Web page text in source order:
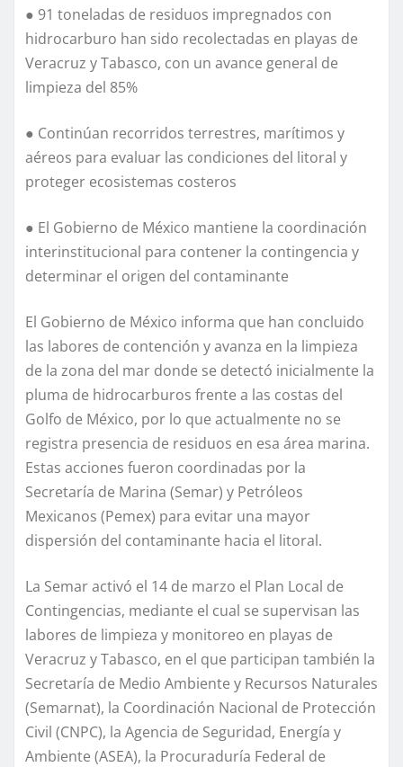
● 91 toneladas de residuos impregnados con
hidrocarburo han sido recolectadas en playas de
Veracruz y Tabasco, con un avance general de
limpieza del 85%
● Continúan recorridos terrestres, marítimos y
aéreos para evaluar las condiciones del litoral y
proteger ecosistemas costeros
● El Gobierno de México mantiene la coordinación
interinstitucional para contener la contingencia y
determinar el origen del contaminante
El Gobierno de México informa que han concluido
las labores de contención y avanza en la limpieza
de la zona del mar donde se detectó inicialmente la
pluma de hidrocarburos frente a las costas del
Golfo de México, por lo que actualmente no se
registra presencia de residuos en esa área marina.
Estas acciones fueron coordinadas por la
Secretaría de Marina (Semar) y Petróleos
Mexicanos (Pemex) para evitar una mayor
dispersión del contaminante hacia el litoral.
La Semar activó el 14 de marzo el Plan Local de
Contingencias, mediante el cual se supervisan las
labores de limpieza y monitoreo en playas de
Veracruz y Tabasco, en el que participan también la
Secretaría de Medio Ambiente y Recursos Naturales
(Semarnat), la Coordinación Nacional de Protección
Civil (CNPC), la Agencia de Seguridad, Energía y
Ambiente (ASEA), la Procuraduría Federal de